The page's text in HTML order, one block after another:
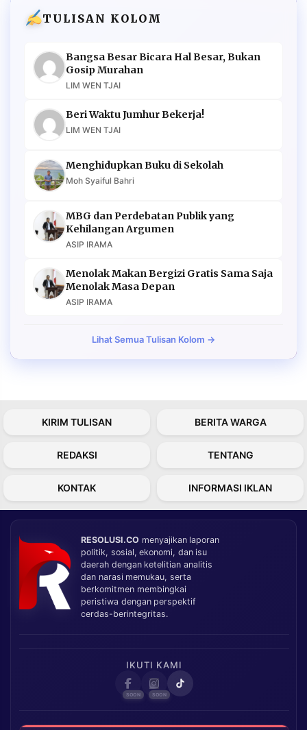
TULISAN KOLOM
Bangsa Besar Bicara Hal Besar, Bukan
Gosip Murahan
LIM WEN TJAI
Beri Waktu Jumhur Bekerja!
LIM WEN TJAI
Menghidupkan Buku di Sekolah
Moh Syaiful Bahri
MBG dan Perdebatan Publik yang
Kehilangan Argumen
ASIP IRAMA
Menolak Makan Bergizi Gratis Sama Saja
Menolak Masa Depan
ASIP IRAMA
Lihat Semua Tulisan Kolom →
KIRIM TULISAN BERITA WARGA
REDAKSI TENTANG
KONTAK INFORMASI IKLAN
RESOLUSI.CO menyajikan laporan
politik, sosial, ekonomi, dan isu
daerah dengan ketelitian analitis
dan narasi memukau, serta
berkomitmen membingkai
peristiwa dengan perspektif
cerdas-berintegritas.
IKUTI KAMI